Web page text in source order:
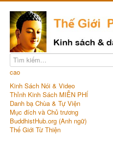
cao
Kinh Sách Nói & Video
Thỉnh Kinh Sách MIỄN PHÍ
Danh bạ Chùa & Tự Viện
Mục đích và Chủ trương
BuddhistHub.org (Anh ngữ)
Thế Giới Từ Thiện